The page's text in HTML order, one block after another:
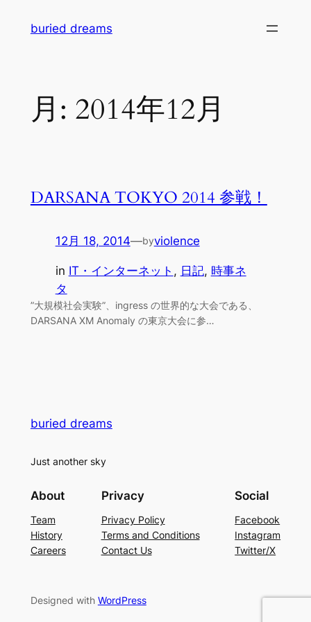
buried dreams
月: 2014年12月
DARSANA TOKYO 2014 参戦！
12月 18, 2014—byviolence
in IT・インターネット , 日記, 時事ネ
タ
”大規模社会実験”、ingress の世界的な大会である、
DARSANA XM Anomaly の東京大会に参…
buried dreams
Just another sky
About
Team
History
Careers
Privacy
Privacy Policy
Terms and Conditions
Contact Us
Social
Facebook
Instagram
Twitter/X
Designed with WordPress